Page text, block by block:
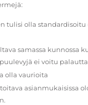
tulisi olla
samassa kunnossa
ei voitu
olla vaurioita
asianmukaisissa